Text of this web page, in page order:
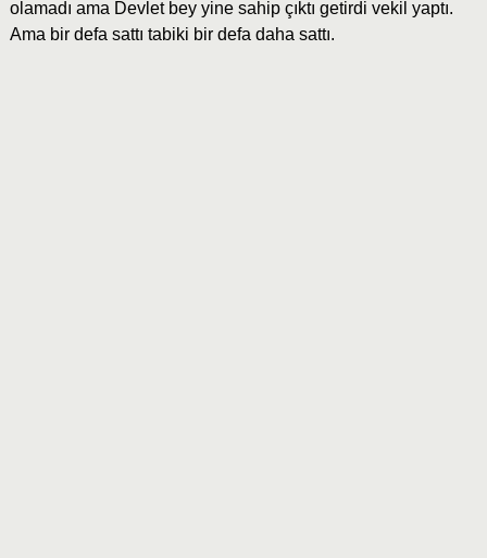
olamadı ama Devlet bey yine sahip çıktı getirdi vekil yaptı.
Ama bir defa sattı tabiki bir defa daha sattı.